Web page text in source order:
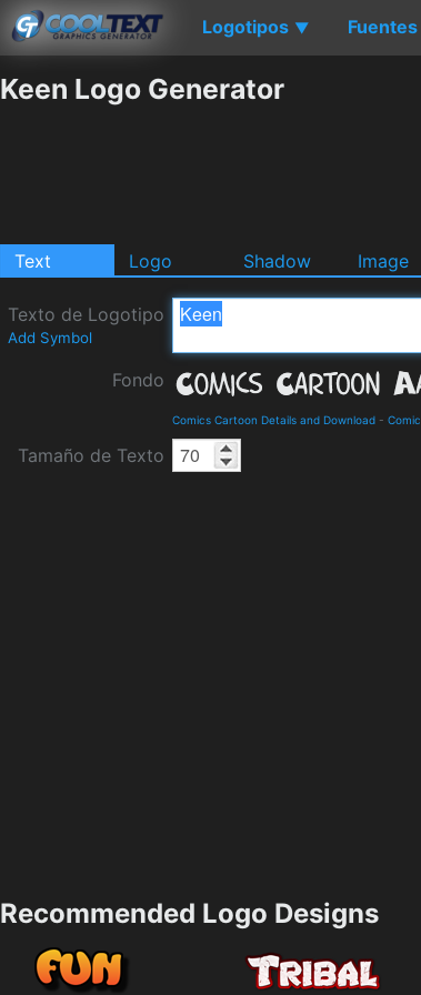
Logotipos ▼ Fuentes
Keen Logo Generator
Text Logo Shadow Image
Texto de Logotipo
Add Symbol
Fondo
Comics Cartoon Details and Download - Comic
Tamaño de Texto
Recommended Logo Designs